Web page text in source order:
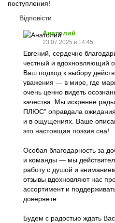
поступления!
Відповісти
Анатолий
23.07.2025 в 14:45
Евгений, сердечно
честный и вдохновляющий
Ваш подход к выбору
уважения — в мире, где
очень ценно видеть
качества. Мы искренне
ПЛЮС" оправдала ожидания
и в ощущениях. Ваше
это настоящая поэзия сна!
Особая благодарность за
и команды — мы
работу с душой и
отзывы вдохновляют нас
ассортимент и
доверяете.
Будем с радостью ждать